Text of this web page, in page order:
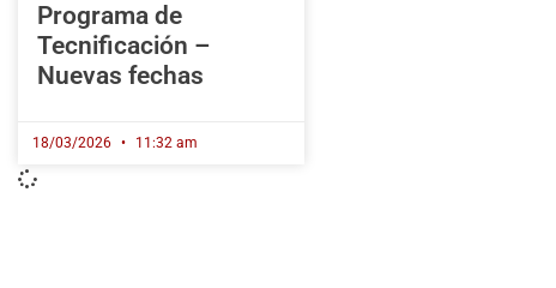
Programa de
Tecnificación –
Nuevas fechas
18/03/2026 11:32 am